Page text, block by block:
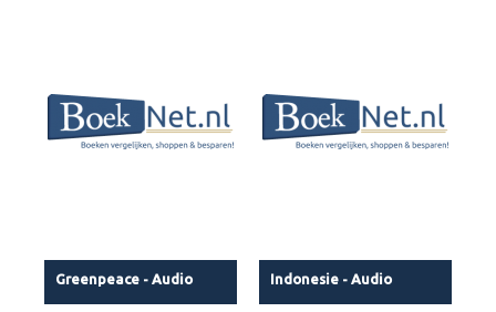
Greenpeace - Audio Indonesie - Audio